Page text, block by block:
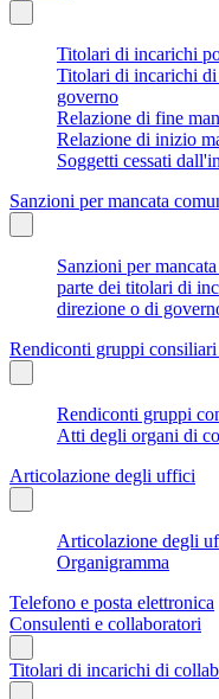
Titolari di incarichi
Titolari di incarichi
governo
Relazione di fine
Relazione di inizio
Soggetti cessati
Sanzioni per mancata
Sanzioni per
parte dei titolari di
direzione o di
Rendiconti gruppi
Rendiconti gruppi
Atti degli organi di
Articolazione degli uffici
Articolazione degli
Organigramma
Telefono e posta elettronica
Consulenti e collaboratori
Titolari di incarichi di